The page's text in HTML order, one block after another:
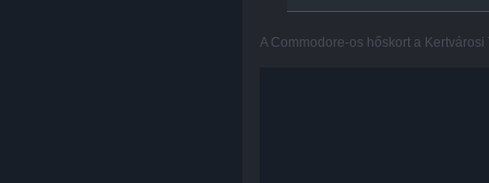
A Commodore-os hőskort a